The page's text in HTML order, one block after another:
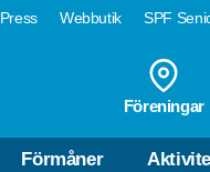
Press Webbutik SPF
Föreningar
Förmåner